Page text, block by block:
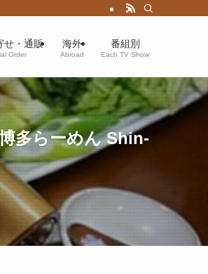
せ・通販
Order
海外
Abroad
番組別
Each TV Show
多らーめん Shin-